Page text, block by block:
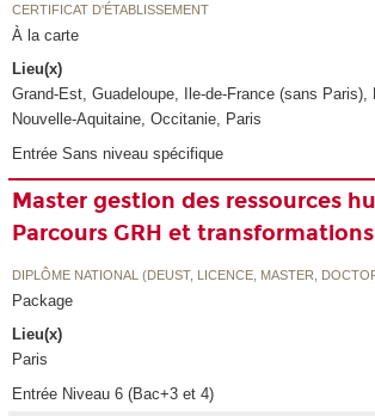
CERTIFICAT D'ÉTABLISSEMENT
À la carte
Lieu(x)
Grand-Est, Guadeloupe, Ile-de-France (sans Paris),
Nouvelle-Aquitaine, Occitanie, Paris
Entrée Sans niveau spécifique
Master gestion des ressources
Parcours GRH et
DIPLÔME NATIONAL (DEUST, LICENCE, MASTER,
Package
Lieu(x)
Paris
Entrée Niveau 6 (Bac+3 et 4)